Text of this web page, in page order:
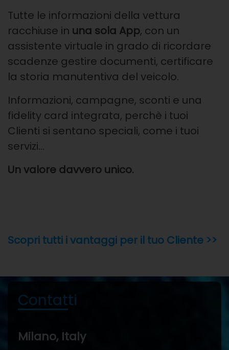
Tutte le informazioni della vettura
racchiuse in una sola App, con un
assistente virtuale in grado di ricordare
scadenze gestire documenti, certificare
la storia manutentiva del veicolo.
Informazioni, campagne, sconti e una
fidelity card integrata, perchè i tuoi
Clienti si sentano speciali, come i tuoi
servizi…
Un valore davvero unico.
Scopri tutti i vantaggi per il tuo Cliente >>
Contatti
Milano, Italy